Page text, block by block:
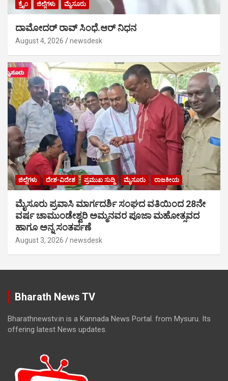
ಕ್ರೈಂ ಜಿಲ್ಲೆಗಳು ಮೈಸೂರು
ದಾಮೋದರ್ ರಾವ್ ಸಿಂಧೆ.ಆರ್ ನಿಧನ
August 4, 2026 newsdesk
ಜಿಲ್ಲೆಗಳು ದೇಶ-ವಿದೇಶ ಪ್ರಮುಖ ಸುದ್ದಿ ಮೈಸೂರು ರಾಜಕೀಯ
ಮೈಸೂರು ಪ್ರವಾಸಿ ಮಾರ್ಗದರ್ಶಿ ಸಂಘದ ವತಿಯಿಂದ 28ನೇ
ವರ್ಷ ಚಾಮುಂಡೇಶ್ವರಿ ಅಮ್ಮನವರ ಪೂಜಾ ಮಹೋತ್ಸವದ
ಹಾಗೂ ಅನ್ನ ಸಂತರ್ಪಣೆ
August 3, 2026 newsdesk
Bharath News TV
Bharathnewstv.in is a Kannada News Portal. from Mysuru. Its
offering latest News updates.